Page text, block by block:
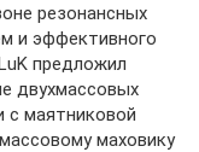
резонансных
и эффективного
предложил
двухмассовых
с маятниковой
маховику